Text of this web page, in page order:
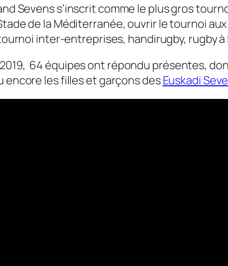
Sevens s’inscrit comme le plus gros
de la Méditerranée, ouvrir le tournoi
inter-entreprises, handirugby, rugby à
64 équipes ont répondu présentes,
encore les filles et garçons desEuskadi